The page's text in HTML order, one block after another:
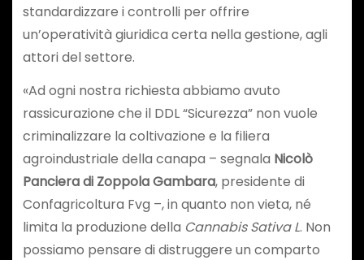
standardizzare i controlli per offrire
un’operatività giuridica certa nella gestione, agli
attori del settore.
«Ad ogni nostra richiesta abbiamo avuto
rassicurazione che il DDL “Sicurezza” non vuole
criminalizzare la coltivazione e la filiera
agroindustriale della canapa – segnala Nicolò
Panciera di Zoppola Gambara, presidente di
Confagricoltura Fvg –, in quanto non vieta, né
limita la produzione della Cannabis Sativa L. Non
possiamo pensare di distruggere un comparto